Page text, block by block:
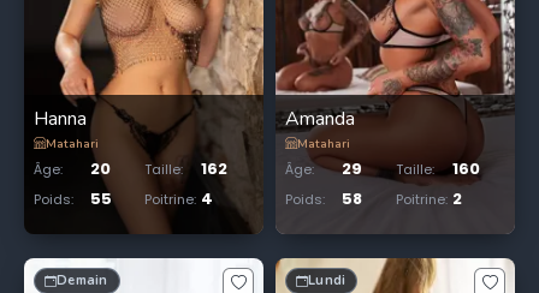
Hanna
Matahari
Âge: 20 Taille: 162
Poids: 55 Poitrine: 4
Amanda
Matahari
Âge: 29 Taille: 160
Poids: 58 Poitrine: 2
Demain Lundi